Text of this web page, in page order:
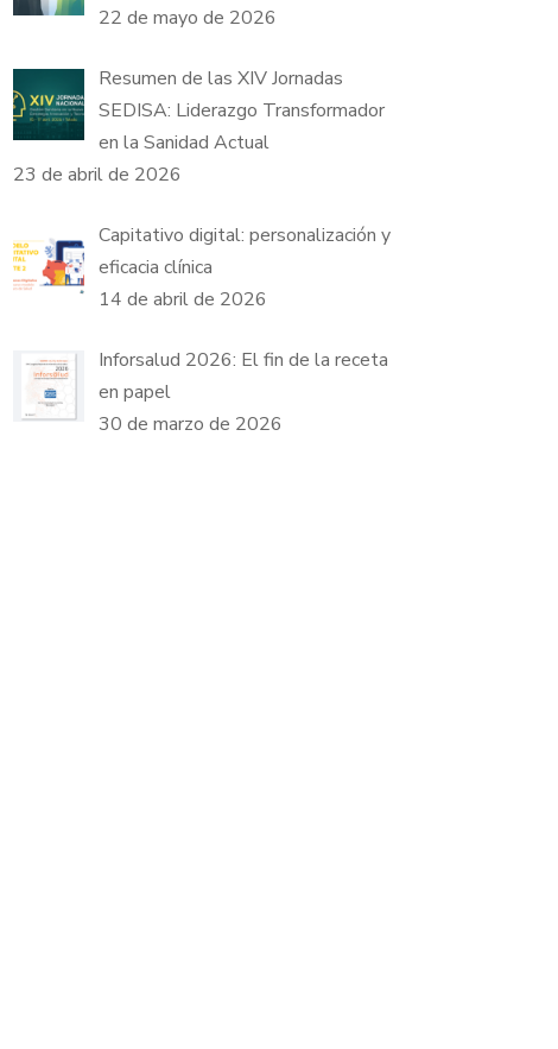
22 de mayo de 2026
Resumen de las XIV Jornadas
SEDISA: Liderazgo Transformador
en la Sanidad Actual
23 de abril de 2026
Capitativo digital: personalización y
eficacia clínica
14 de abril de 2026
Inforsalud 2026: El fin de la receta
en papel
30 de marzo de 2026